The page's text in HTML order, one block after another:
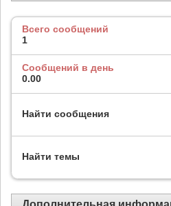
Всего сообщений
1
Сообщений в день
0.00
Найти сообщения
Найти темы